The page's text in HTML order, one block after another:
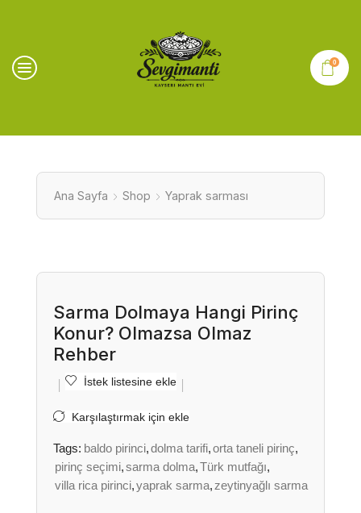
0
Ana Sayfa Shop Yaprak sarması
Sarma Dolmaya Hangi Pirinç
Konur? Olmazsa Olmaz
Rehber
İstek listesine ekle
Karşılaştırmak için ekle
Tags: baldo pirinci,dolma tarifi,orta taneli pirinç,
pirinç seçimi,sarma dolma,Türk mutfağı,
villa rica pirinci,yaprak sarma, zeytinyağlı sarma